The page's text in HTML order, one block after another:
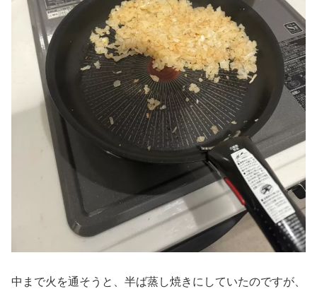
中まで火を通そうと、半ば蒸し焼きにしていたのですが、